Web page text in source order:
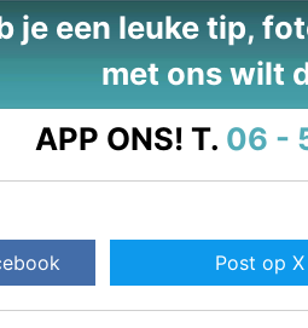
je een leuke tip,
met ons wilt
APP ONS! T. 06 -
Post op X